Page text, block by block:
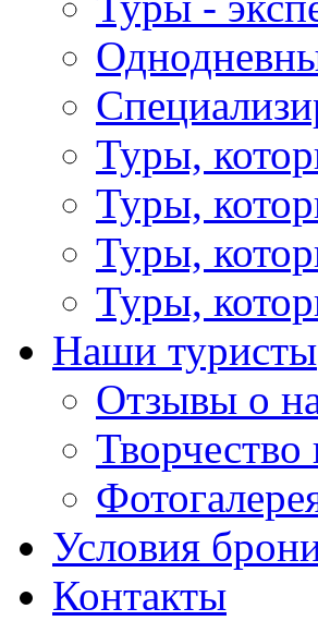
Туры,
Туры,
Туры,
Туры,
Наши туристы
Отзывы о
Условия
Контакты